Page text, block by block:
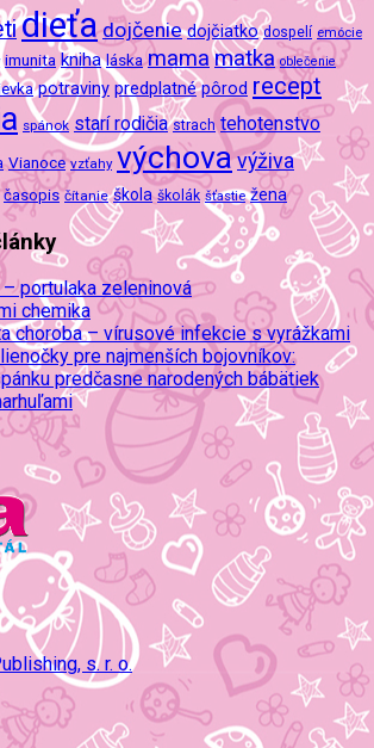
dieťa dojčenie dojčiatko dospelí emócie
imunita kniha láska mama matka oblečenie
potraviny predplatné pôrod recept
spánok starí rodičia strach tehotenstvo
Vianoce vzťahy výchovavýživa
časopis čítanie škola školák šťastie žena
portulaka zeleninová
chemika
choroba – vírusové infekcie s vyrážkami
pre najmenších bojovníkov:
predčasne narodených bábätiek
s. r. o.